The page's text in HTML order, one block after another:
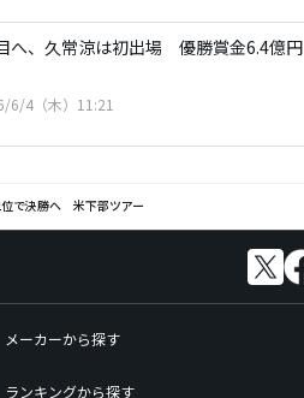
へ、久常涼は初出場 優勝賞金6.4億円
6/4（木）11:21
で決勝へ 米下部ツアー
メーカーから探す
ランキングから探す